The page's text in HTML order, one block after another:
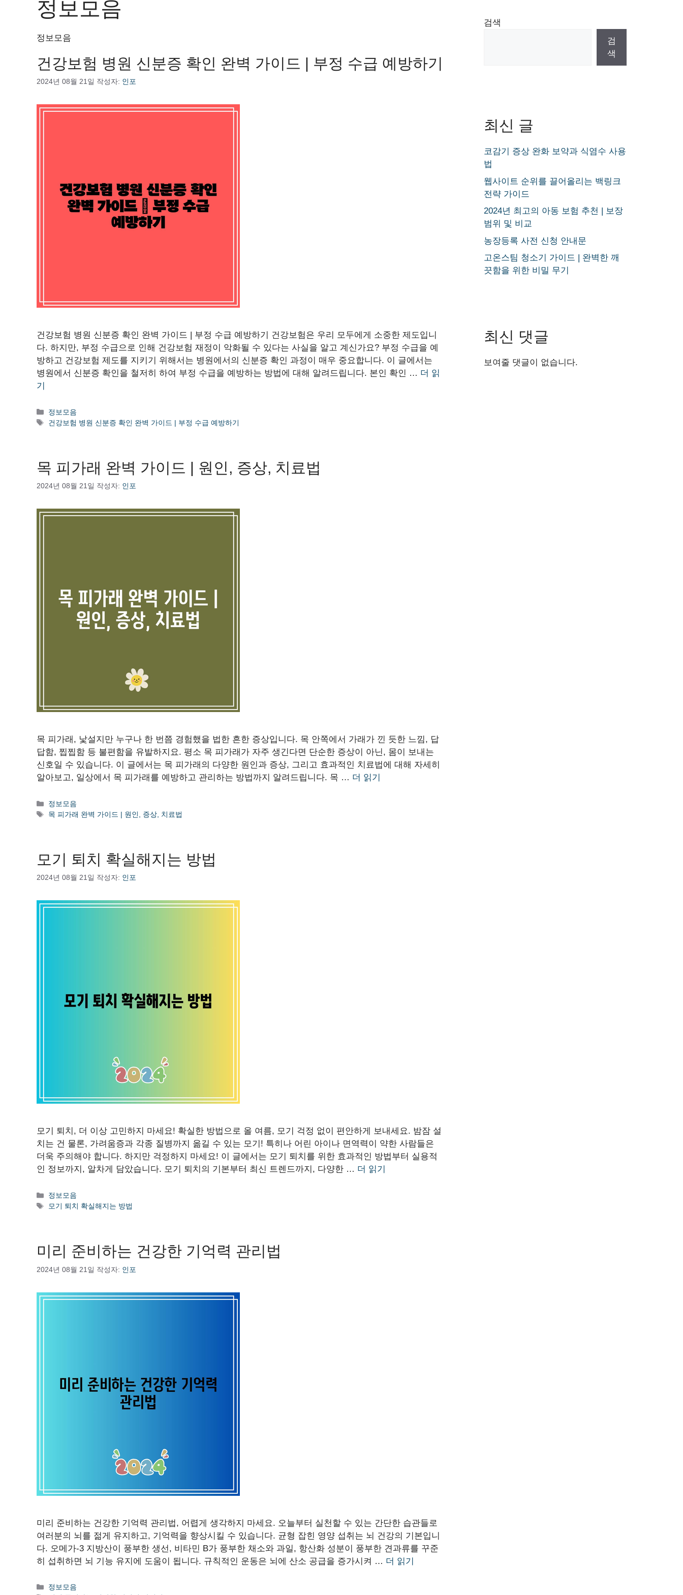
정보모음
정보모음
건강보험 병원 신분증 확인 완벽 가이드 | 부정 수급 예방하기
2024년 08월 21일 작성자: 인포
건강보험 병원 신분증 확인 완벽 가이드 | 부정 수급 예방하기 건강보험은 우리 모두에게 소중한 제도입니
다. 하지만, 부정 수급으로 인해 건강보험 재정이 악화될 수 있다는 사실을 알고 계신가요? 부정 수급을 예
방하고 건강보험 제도를 지키기 위해서는 병원에서의 신분증 확인 과정이 매우 중요합니다. 이 글에서는
병원에서 신분증 확인을 철저히 하여 부정 수급을 예방하는 방법에 대해 알려드립니다. 본인 확인 … 더 읽
기
카
테
정보모음
태
건강보험 병원 신분증 확인 완벽 가이드 | 부정 수급 예방하기
목 피가래 완벽 가이드 | 원인, 증상, 치료법
2024년 08월 21일 작성자: 인포
목 피가래, 낯설지만 누구나 한 번쯤 경험했을 법한 흔한 증상입니다. 목 안쪽에서 가래가 낀 듯한 느낌, 답
답함, 찝찝함 등 불편함을 유발하지요. 평소 목 피가래가 자주 생긴다면 단순한 증상이 아닌, 몸이 보내는
신호일 수 있습니다. 이 글에서는 목 피가래의 다양한 원인과 증상, 그리고 효과적인 치료법에 대해 자세히
알아보고, 일상에서 목 피가래를 예방하고 관리하는 방법까지 알려드립니다. 목 … 더 읽기
카
테
정보모음
태
목 피가래 완벽 가이드 | 원인, 증상, 치료법
모기 퇴치 확실해지는 방법
2024년 08월 21일 작성자: 인포
모기 퇴치, 더 이상 고민하지 마세요! 확실한 방법으로 올 여름, 모기 걱정 없이 편안하게 보내세요. 밤잠 설
치는 건 물론, 가려움증과 각종 질병까지 옮길 수 있는 모기! 특히나 어린 아이나 면역력이 약한 사람들은
더욱 주의해야 합니다. 하지만 걱정하지 마세요! 이 글에서는 모기 퇴치를 위한 효과적인 방법부터 실용적
인 정보까지, 알차게 담았습니다. 모기 퇴치의 기본부터 최신 트렌드까지, 다양한 … 더 읽기
카
테
정보모음
태
모기 퇴치 확실해지는 방법
미리 준비하는 건강한 기억력 관리법
2024년 08월 21일 작성자: 인포
미리 준비하는 건강한 기억력 관리법, 어렵게 생각하지 마세요. 오늘부터 실천할 수 있는 간단한 습관들로
여러분의 뇌를 젊게 유지하고, 기억력을 향상시킬 수 있습니다. 균형 잡힌 영양 섭취는 뇌 건강의 기본입니
다. 오메가-3 지방산이 풍부한 생선, 비타민 B가 풍부한 채소와 과일, 항산화 성분이 풍부한 견과류를 꾸준
히 섭취하면 뇌 기능 유지에 도움이 됩니다. 규칙적인 운동은 뇌에 산소 공급을 증가시켜 … 더 읽기
카
정보모음
검색
검
색
최신 글
코감기 증상 완화 보약과 식염수 사용
법
웹사이트 순위를 끌어올리는 백링크
전략 가이드
2024년 최고의 아동 보험 추천 | 보장
범위 및 비교
농장등록 사전 신청 안내문
고온스팀 청소기 가이드 | 완벽한 깨
끗함을 위한 비밀 무기
최신 댓글
보여줄 댓글이 없습니다.